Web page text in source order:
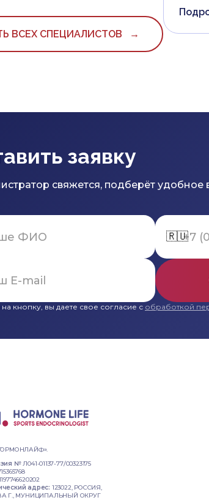
ВСЕХ СПЕЦИАЛИСТОВ →
заявку
свяжется, подберёт удобное
🇷🇺
кнопку, вы даете свое согласие с обработкой
№Л041-01137-77/00323175
адрес: 123022, РОССИЯ,
Г., МУНИЦИПАЛЬНЫЙ ОКРУГ